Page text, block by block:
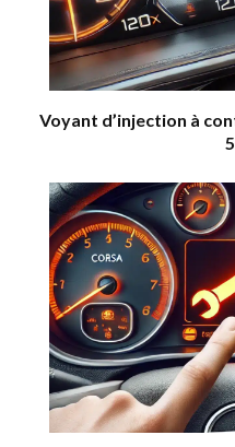
Voyant d’injection à